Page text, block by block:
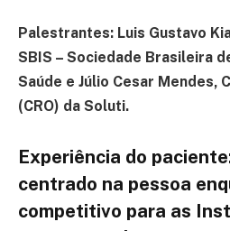
Palestrantes: Luis Gustavo
SBIS – Sociedade Brasileira
Saúde e Júlio Cesar Mendes,
(CRO) da Soluti.
Experiência do
centrado na pessoa
competitivo para as